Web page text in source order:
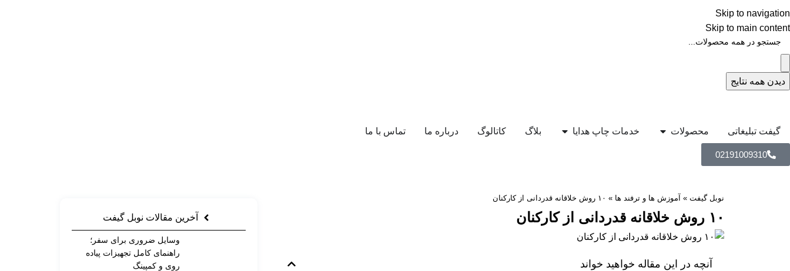
Skip to navigation
Skip to main content
دیدن همه نتایج
گیفت تبلیغاتی محصولات خدمات چاپ هدایا بلاگ کاتالوگ درباره ما تماس با ما
02191009310
نوبل گیفت » آموزش ها و ترفند ها » ۱۰ روش خلاقانه قدردانی از کارکنان
۱۰ روش خلاقانه قدردانی از کارکنان
آنچه در این مقاله خواهید خواند
آخرین مقالات نوبل گیفت
وسایل ضروری برای سفر؛
راهنمای کامل تجهیزات پیاده
روی و کمپینگ